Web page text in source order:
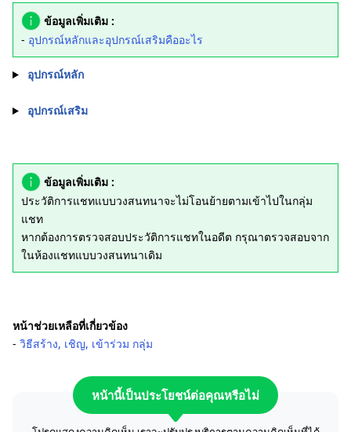
ข้อมูลเพิ่มเติม :
- อุปกรณ์หลักและอุปกรณ์เสริมคืออะไร
อุปกรณ์หลัก
อุปกรณ์เสริม
ข้อมูลเพิ่มเติม :
ประวัติการแชทแบบวงสนทนาจะไม่โอนย้ายตามเข้าไปในกลุ่ม
แชท
หากต้องการตรวจสอบประวัติการแชทในอดีต กรุณาตรวจสอบจาก
ในห้องแชทแบบวงสนทนาเดิม
หน้าช่วยเหลือที่เกี่ยวข้อง
‐ วิธีสร้าง, เชิญ, เข้าร่วม กลุ่ม
หน้านี้เป็นประโยชน์ต่อคุณหรือไม่